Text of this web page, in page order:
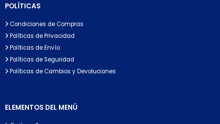
POLÍTICAS
Condiciones de Compras
Políticas de Privacidad
Políticas de Envío
Políticas de Seguridad
Políticas de Cambios y Devoluciones
ELEMENTOS DEL MENÚ